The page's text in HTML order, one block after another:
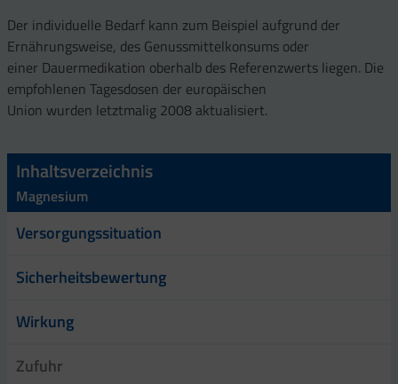
Der individuelle Bedarf kann zum Beispiel aufgrund der
Ernährungsweise, des Genussmittelkonsums oder
einer Dauermedikation oberhalb des Referenzwerts liegen. Die
empfohlenen Tagesdosen der europäischen
Union wurden letztmalig 2008 aktualisiert.
Inhaltsverzeichnis
Magnesium
Versorgungssituation
Sicherheitsbewertung
Wirkung
Zufuhr